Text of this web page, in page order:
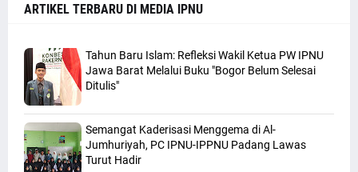
ARTIKEL TERBARU DI MEDIA IPNU
Tahun Baru Islam: Refleksi Wakil Ketua PW IPNU
Jawa Barat Melalui Buku "Bogor Belum Selesai
Ditulis"
Semangat Kaderisasi Menggema di Al-
Jumhuriyah, PC IPNU-IPPNU Padang Lawas
Turut Hadir